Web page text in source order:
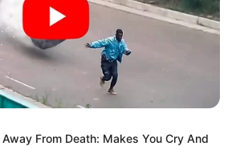
From Death: Makes You Cry And